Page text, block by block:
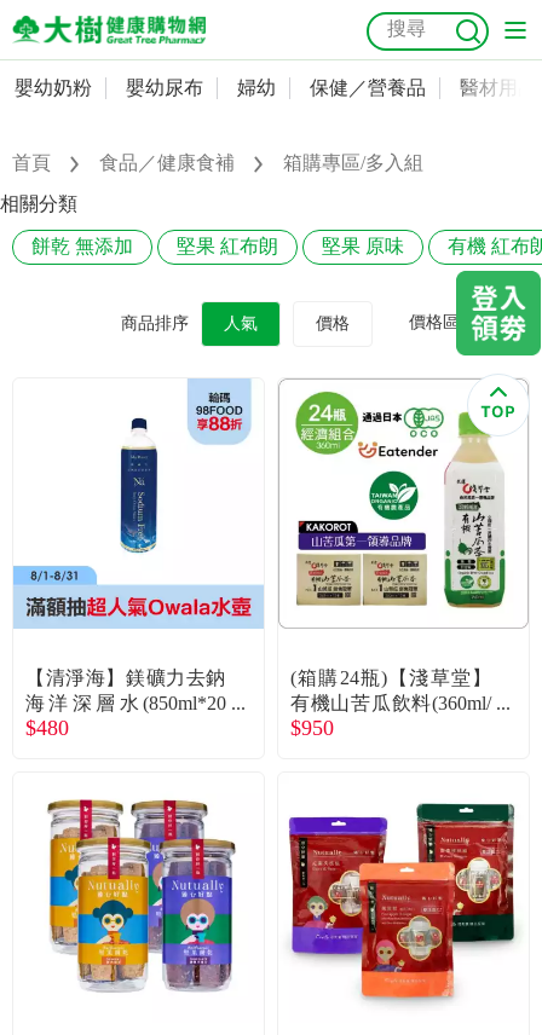
嬰幼奶粉
嬰幼尿布
婦幼
美容／個人清潔
食品／健康食補
寵物
名人嚴選
關於我們
合作提案
購物流程
抗菌 尿布 大樹獨家 益生菌 魚油 幼兒米餅
奶瓶奶嘴
會員資料及密碼修改
常用收件人清單
訂單查詢
登入
嬰幼奶粉 嬰幼尿布 婦幼 保健／營養品 醫材用品
首頁 食品／健康食補
箱購專區/多入組
相關分類
餅乾 無添加 堅果 紅布朗 堅果 原味 有機 紅布
商品排序 人氣 價格 價格區間
【清淨海】鎂礦力去鈉
海洋深層水(850ml*20
入/箱)廠商直送
$480
(箱購24瓶)【淺草堂】
有機山苦瓜飲料(360ml/
瓶)24瓶入 廠商直送
$950